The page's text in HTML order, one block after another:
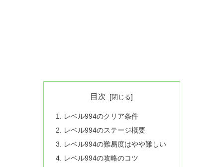
目次
レベル994のクリア条件
レベル994のステージ概要
レベル994の難易度はやや難しい
レベル994の攻略のコツ